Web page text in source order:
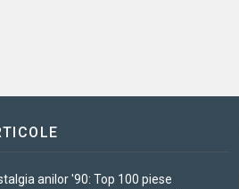
anilor '90: Top 100 piese